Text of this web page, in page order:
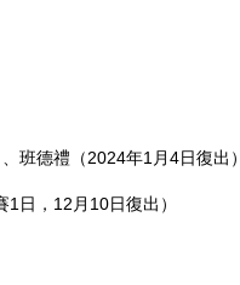
班德禮（2024年1月4日復出）
日，12月10日復出）